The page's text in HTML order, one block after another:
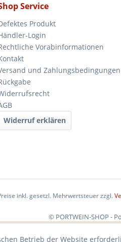
Service
Produkt
Login
Vorabinformationen
und Zahlungsbedingungen
Widerruf erklären
inkl. gesetzl. Mehrwertsteuer zzgl.
© PORTWEIN-SHOP -
Betrieb der Website